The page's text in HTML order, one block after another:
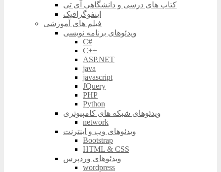
کتاب های درسی و دانشگاهی آی تی
اینفوگرافیک
فیلم های آموزشی
ویدئوهای برنامه نویسی
C#
C++
ASP.NET
java
javascript
JQuery
PHP
Python
ویدئوهای شبکه های کامپیوتری
network
ویدئوهای وب و اینترنت
Bootstrap
HTML & CSS
ویدئوهای وردپرس
wordpress